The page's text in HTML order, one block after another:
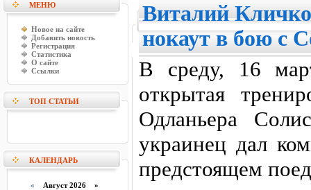
МЕНЮ
Новое на сайте
Добавить новость
Регистрация
Статистика
О сайте
Ссылки
ТОП СТАТЬИ
КАЛЕНДАРЬ
« Август 2026 »
Виталий
нокаут в бою с
В среду, 16
открытая
Одланьера
украинец дал
предстоящем